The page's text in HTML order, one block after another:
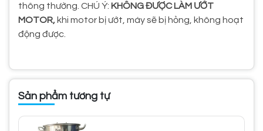
thông thường. CHÚ Ý: KHÔNG ĐƯỢC LÀM ƯỚT
MOTOR, khi motor bị ướt, máy sẽ bị hỏng, không hoạt
động được.
Sản phẩm tương tự